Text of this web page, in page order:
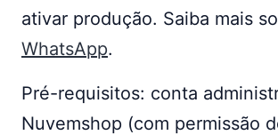
ativar produção. Saiba mais
WhatsApp.
Pré-requisitos: conta
Nuvemshop (com permissão